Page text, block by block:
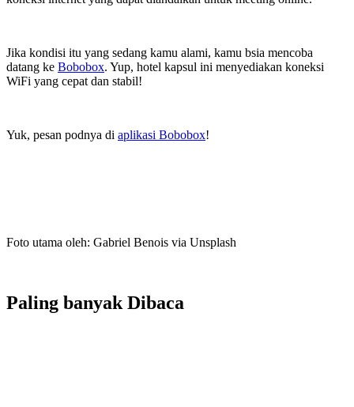
Jika kondisi itu yang sedang kamu alami, kamu bsia mencoba
datang ke Bobobox. Yup, hotel kapsul ini menyediakan koneksi
WiFi yang cepat dan stabil!
Yuk, pesan podnya di aplikasi Bobobox!
Foto utama oleh: Gabriel Benois via Unsplash
Paling banyak Dibaca